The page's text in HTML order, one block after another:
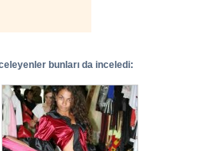
bunları da inceledi: